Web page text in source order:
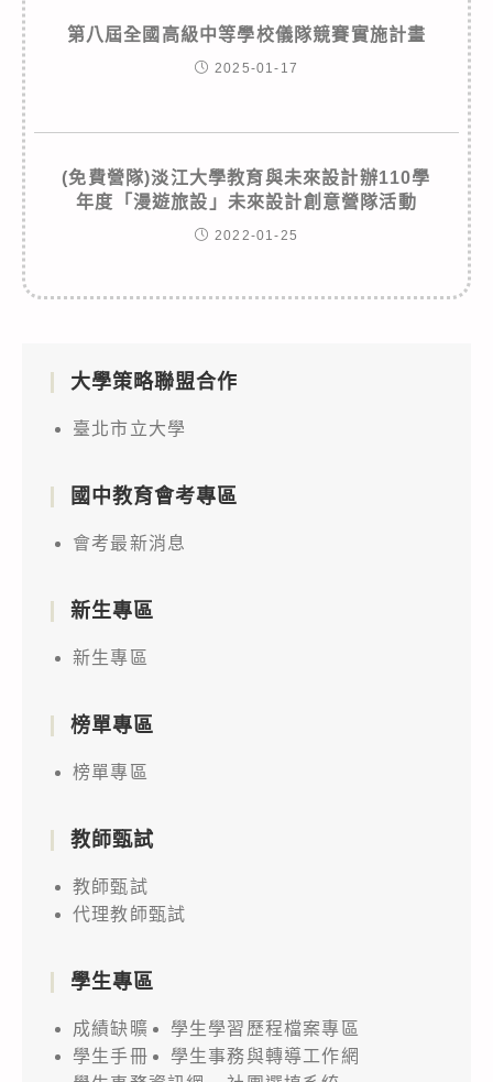
第八屆全國高級中等學校儀隊競賽實施計畫
2025-01-17
(免費營隊)淡江大學教育與未來設計辦110學
年度「漫遊旅設」未來設計創意營隊活動
2022-01-25
大學策略聯盟合作
臺北市立大學
國中教育會考專區
會考最新消息
新生專區
新生專區
榜單專區
榜單專區
教師甄試
教師甄試
代理教師甄試
學生專區
成績缺曠
學生學習歷程檔案專區
學生手冊
學生事務與轉導工作網